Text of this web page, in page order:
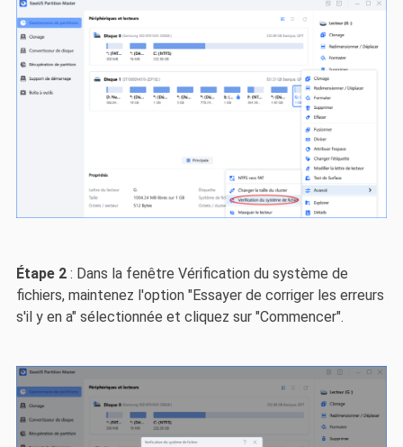
Étape 2: Dans la fenêtre Vérification du système de
fichiers, maintenez l'option "Essayer de corriger les erreurs
s'il y en a" sélectionnée et cliquez sur "Commencer".